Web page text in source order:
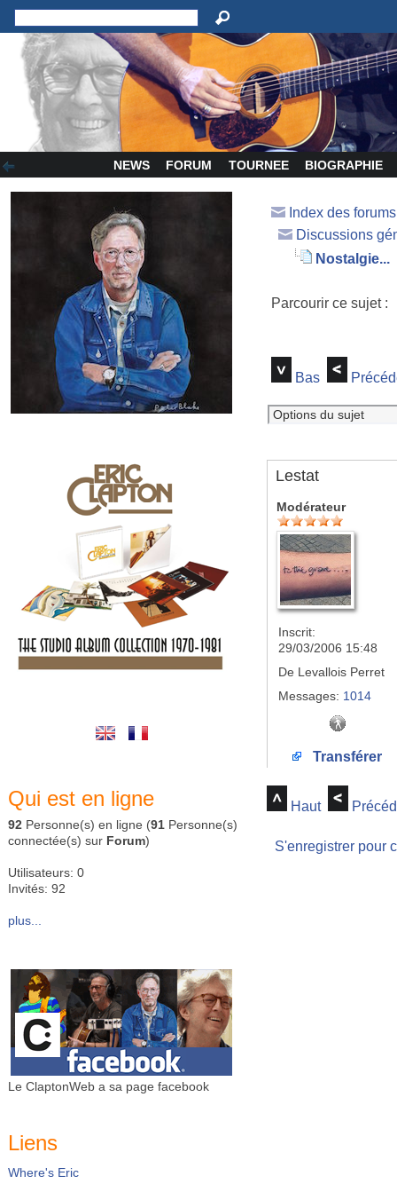
NEWS FORUM TOURNEE BIOGRAPHIE
Qui est en ligne
92 Personne(s) en ligne (91 Personne(s)
connectée(s) sur Forum)
Utilisateurs: 0
Invités: 92
plus...
Le ClaptonWeb a sa page facebook
Liens
Where's Eric
Index des
Discussions
Nostalgie...
Parcourir ce sujet
Bas
Lestat
Modérateur
Inscrit:
29/03/2006 15:48
De Levallois Perret
Messages: 1014
Transférer
Haut
S'enregistrer pour